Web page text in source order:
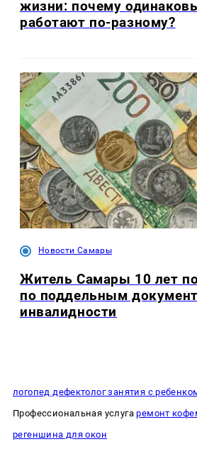
жизни: почему
работают по-разному?
Новости Самары
Житель Самары 10 лет
по поддельным
инвалидности
логопед дефектолог занятия с
Профессиональная услугаремонт
регеншина для окон